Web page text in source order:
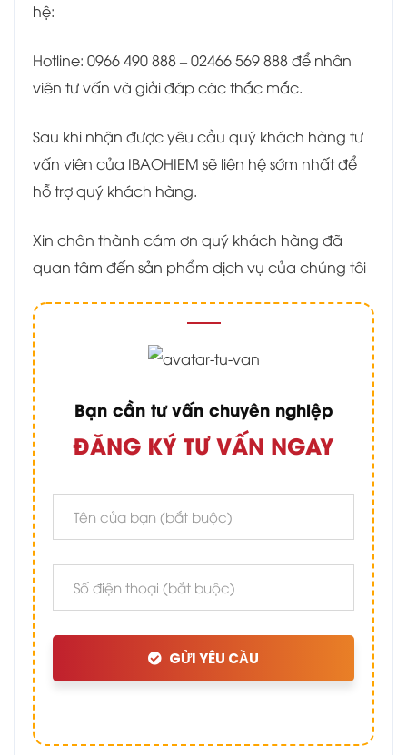
hệ:
Hotline: 0966 490 888 – 02466 569 888 để nhân
viên tư vấn và giải đáp các thắc mắc.
Sau khi nhận được yêu cầu quý khách hàng tư
vấn viên của IBAOHIEM sẽ liên hệ sớm nhất để
hỗ trợ quý khách hàng.
Xin chân thành cám ơn quý khách hàng đã
quan tâm đến sản phẩm dịch vụ của chúng tôi
Bạn cần tư vấn chuyên nghiệp
ĐĂNG KÝ TƯ VẤN NGAY
GỬI YÊU CẦU